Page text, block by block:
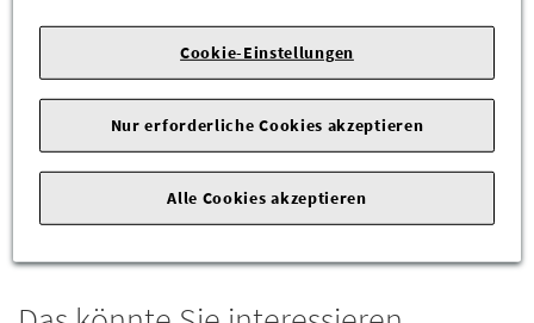
bitte beachten Sie die im Bordbuch angegebene maximal
zulässige Achslast (kg)
Q7 (PA), 2020 - , Q7 TFSI e, 2020 - , SQ7 (PA), 2020 -
Cookie-Einstellungen
Nur erforderliche Cookies akzeptieren
Alle Cookies akzeptieren